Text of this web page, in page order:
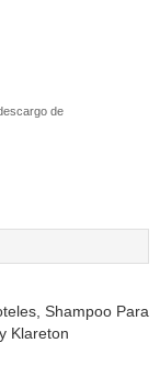
de
Shampoo Para
Klareton